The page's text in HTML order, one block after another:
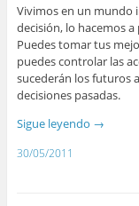
Vivimos en un mundo
decisión, lo hacemos
Puedes tomar tus
puedes controlar las
sucederán los futuros
decisiones pasadas.
Sigue leyendo →
30/05/2011